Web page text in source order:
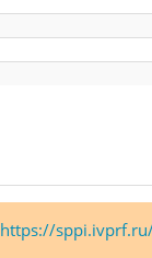
https://